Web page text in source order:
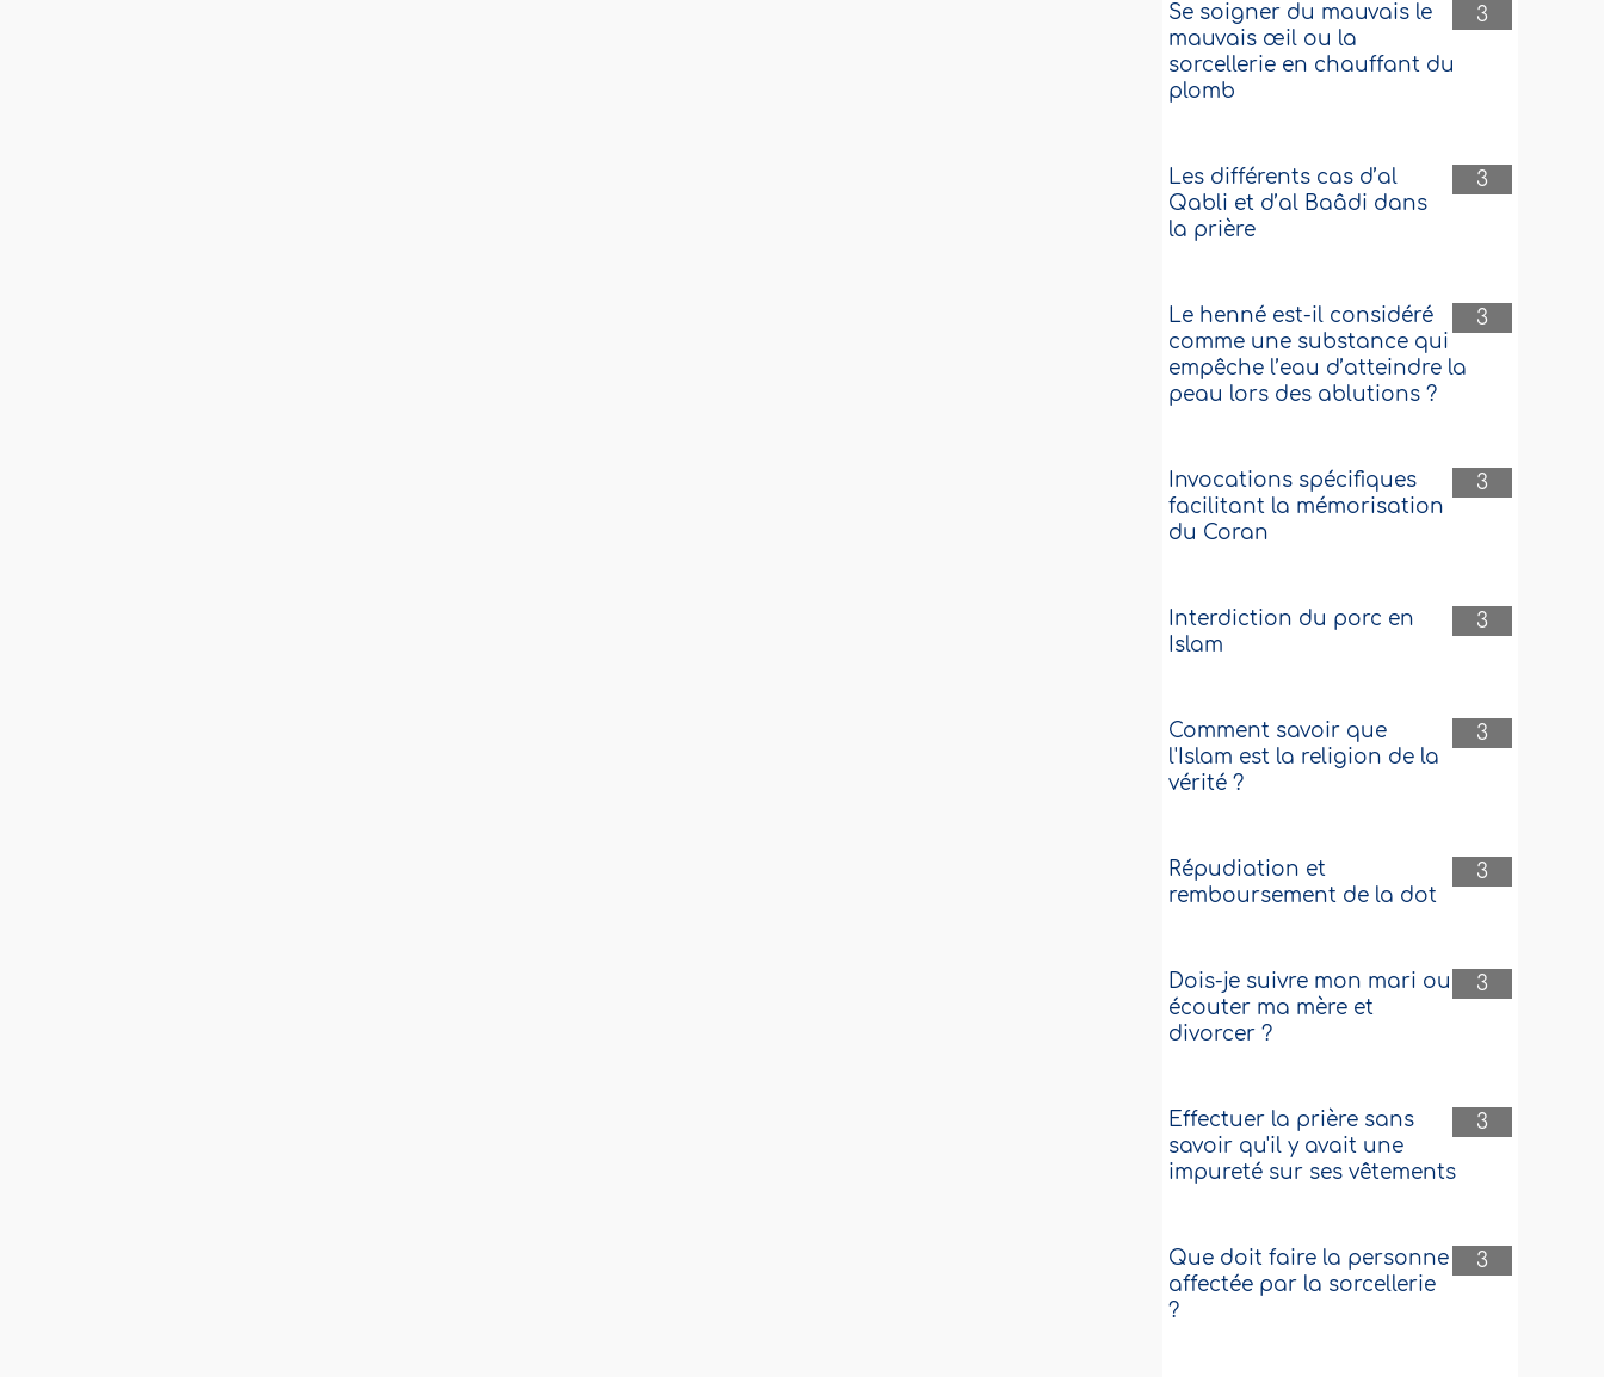
3
Se soigner du mauvais le
mauvais œil ou la
sorcellerie en chauffant du
plomb
3
Les différents cas d’al
Qabli et d’al Baâdi dans
la prière
3
Le henné est-il considéré
comme une substance qui
empêche l’eau d’atteindre la
peau lors des ablutions ?
3
Invocations spécifiques
facilitant la mémorisation
du Coran
3
Interdiction du porc en
Islam
3
Comment savoir que
l'Islam est la religion de la
vérité ?
3
Répudiation et
remboursement de la dot
3
Dois-je suivre mon mari ou
écouter ma mère et
divorcer ?
3
Effectuer la prière sans
savoir qu'il y avait une
impureté sur ses vêtements
3
Que doit faire la personne
affectée par la sorcellerie
?